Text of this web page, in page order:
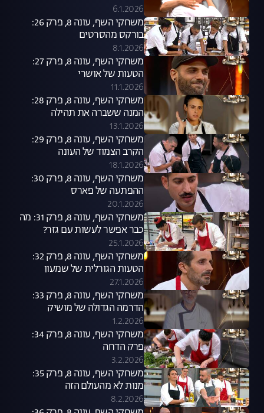
6.1.2026
משחקי השף, עונה 8, פרק 26:
בורקס מהסרטים
8.1.2026
משחקי השף, עונה 8, פרק 27:
הטעות של אושרי
11.1.2026
משחקי השף, עונה 8, פרק 28:
המנה ששברה את תהילה
13.1.2026
משחקי השף, עונה 8, פרק 29:
הקרב הצמוד של העונה
18.1.2026
משחקי השף, עונה 8, פרק 30:
ההפתעה של פארס
20.1.2026
משחקי השף, עונה 8, פרק 31: מה
כבר אפשר לעשות עם גזר?
25.1.2026
משחקי השף, עונה 8, פרק 32:
הטעות הגורלית של שמעון
27.1.2026
משחקי השף, עונה 8, פרק 33:
הדרמה הגדולה של מושיק
1.2.2026
משחקי השף, עונה 8, פרק 34:
פרק הדחה
3.2.2026
משחקי השף, עונה 8, פרק 35:
מנות לא מהעולם הזה
8.2.2026